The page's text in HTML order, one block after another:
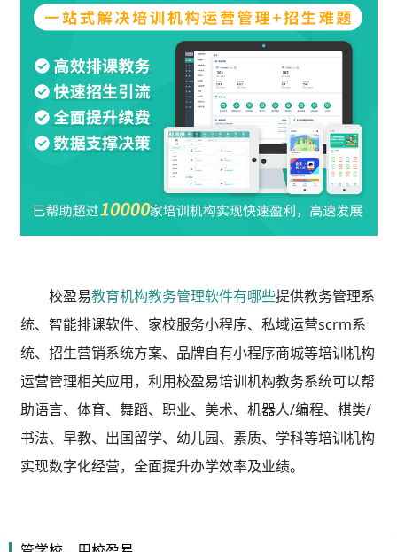
校盈易教育机构教务管理软件有哪些提供教务管理系
统、智能排课软件、家校服务小程序、私域运营scrm系
统、招生营销系统方案、品牌自有小程序商城等培训机构
运营管理相关应用，利用校盈易培训机构教务系统可以帮
助语言、体育、舞蹈、职业、美术、机器人/编程、棋类/
书法、早教、出国留学、幼儿园、素质、学科等培训机构
实现数字化经营，全面提升办学效率及业绩。